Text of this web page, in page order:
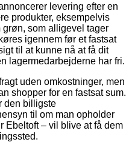
levering efter en
produkter, eksempelvis
som alligevel tager
igennem før et fastsat
til at kunne nå at få dit
lagermedarbejderne har fri.
uden omkostninger, men
shopper for en fastsat sum.
den billigste
til om man opholder
Ebeltoft – vil blive at få dem